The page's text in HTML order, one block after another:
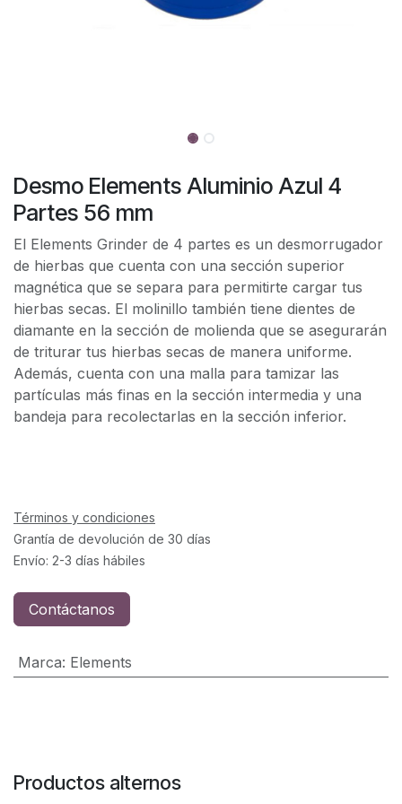
Desmo Elements Aluminio Azul 4
Partes 56 mm
El Elements Grinder de 4 partes es un desmorrugador
de hierbas que cuenta con una sección superior
magnética que se separa para permitirte cargar tus
hierbas secas. El molinillo también tiene dientes de
diamante en la sección de molienda que se asegurarán
de triturar tus hierbas secas de manera uniforme.
Además, cuenta con una malla para tamizar las
partículas más finas en la sección intermedia y una
bandeja para recolectarlas en la sección inferior.
Términos y condiciones
Grantía de devolución de 30 días
Envío: 2-3 días hábiles
Contáctanos
Marca: Elements
Productos alternos